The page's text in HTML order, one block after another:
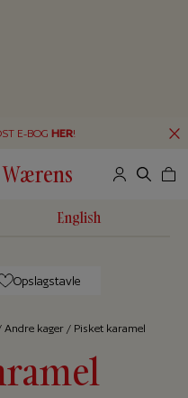
E-BOG HER!
English
Opslagstavle
Andre kager/ Pisket karamel